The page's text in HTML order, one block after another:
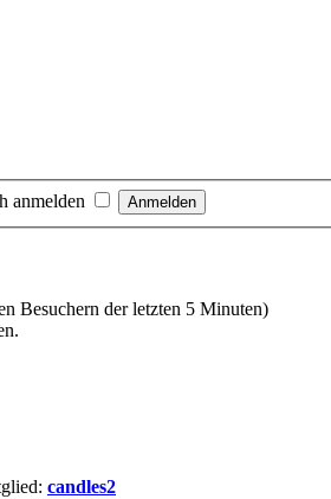
anmelden
Besuchern der letzten 5 Minuten)
candles2